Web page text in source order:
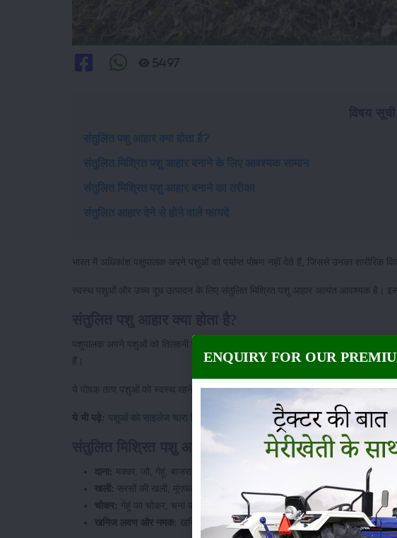
5497
संतुलित पशु आहार क्या होता है?
संतुलित मिश्रित पशु आहार बनाने के लिए आवश्यक सामान
संतुलित मिश्रित पशु आहार बनाने का तरीका
संतुलित आहार देने से होने वाले फायदे
भारत में अधिकांश पशुपालक अपने पशुओं को पर्याप्त पोषण नहीं देते हैं, जिससे उनका शारीरिक
स्वस्थ पशुओं और उच्च दूध उत्पादन के लिए संतुलित मिश्रित पशु आहार अत्यंत आवश्यक है। इस
पशुपालक अपने पशुओं को तिलहनी फसलों की खली (जैसे गुड़, दलिया, सूखा चारा, हरा चारा) देते
हैं।
ये पोषक तत्व पशुओं को स्वस्थ रहने, अच्छा दूध देने और फुर्ती से काम करने में मदद करते हैं।
ये भी पढ़े: पशुओं को साइलेज चारा खिलाने से दूध देने की क्षमता बढ़ेगी
संतुलित मिश्रित पशु आहार बनाने के लिए आवश्यक सामान
दाना:
मक्का, जौ, गेहूं, बाजरा, चावल
खली:
सरसों की खली, मूंगफली की खली, बिनौला की खली, अलसी की खली
चोकर: गेहूं का चोकर, चना की चूरी, दालों की चूरी, राइस ब्रैन
खनिज लवण और नमक: खनिज लवण लगभग 2 किलो, नमक लगभग 1 किलो
ENQUIRY FOR OUR